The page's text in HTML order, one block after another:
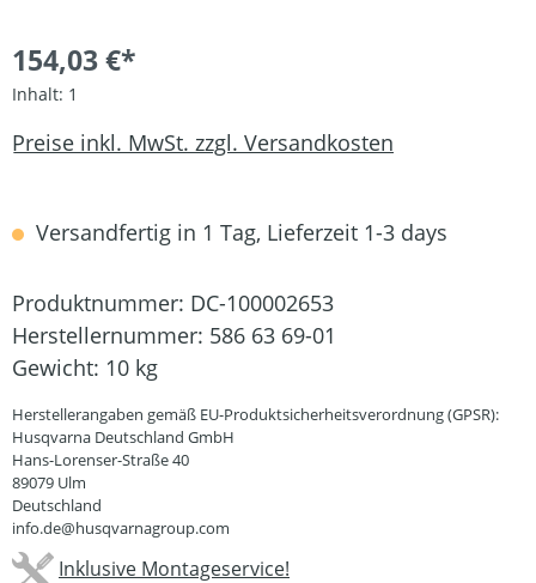
154,03 €*
Inhalt: 1
Preise inkl. MwSt. zzgl. Versandkosten
Versandfertig in 1 Tag, Lieferzeit 1-3 days
Produktnummer: DC-100002653
Herstellernummer: 586 63 69-01
Gewicht: 10 kg
Herstellerangaben gemäß EU-Produktsicherheitsverordnung (GPSR):
Husqvarna Deutschland GmbH
Hans-Lorenser-Straße 40
89079 Ulm
Deutschland
info.de@husqvarnagroup.com
Inklusive Montageservice!